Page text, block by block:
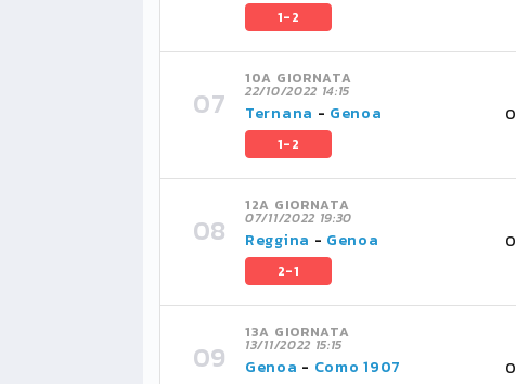
1-2
10A GIORNATA
22/10/2022 14:15
Ternana - Genoa
1-2
0
12A GIORNATA
07/11/2022 19:30
Reggina - Genoa
2-1
0
13A GIORNATA
13/11/2022 15:15
Genoa - Como 1907 0